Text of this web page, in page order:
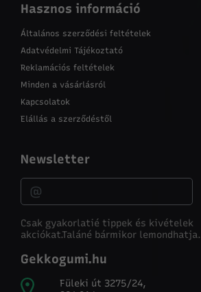
Hasznos információ
Általános szerződési feltételek
Adatvédelmi Tájékoztató
Reklamációs feltételek
Minden a vásárlásról
Kapcsolatok
Elállás a szerződéstől
Newsletter
Csak gyakorlatié tippek és kivételek
akciókat.Taláné bármikor lemondhatja.
Gekkogumi.hu
Füleki út 3275/24,